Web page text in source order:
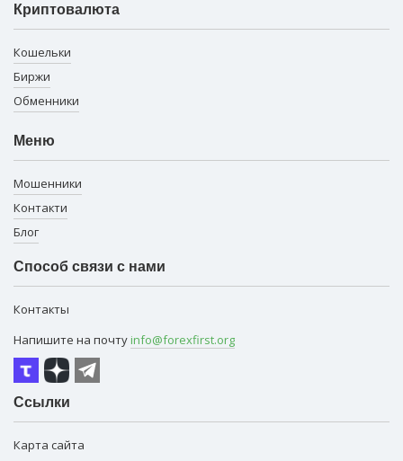
Криптовалюта
Кошельки
Биржи
Обменники
Меню
Мошенники
Контакти
Блог
Способ связи с нами
Контакты
Напишите на почту info@forexfirst.org
Ссылки
Карта сайта